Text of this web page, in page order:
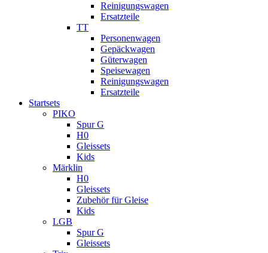
Reinigungswagen
Ersatzteile
TT
Personenwagen
Gepäckwagen
Güterwagen
Speisewagen
Reinigungswagen
Ersatzteile
Startsets
PIKO
Spur G
H0
Gleissets
Kids
Märklin
H0
Gleissets
Zubehör für Gleise
Kids
LGB
Spur G
Gleissets